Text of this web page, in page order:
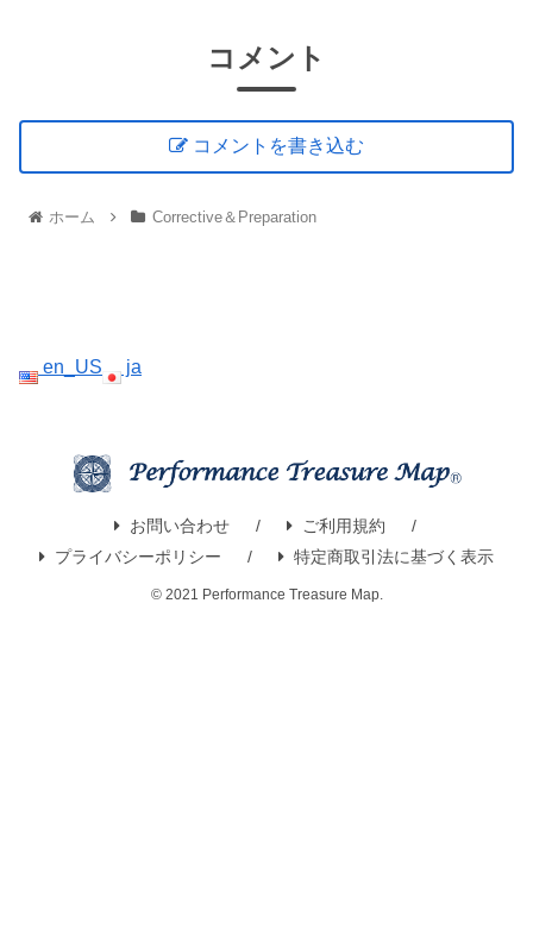
コメント
コメントを書き込む
ホーム Corrective＆Preparation
en_US ja
お問い合わせ
ご利用規約
プライバシーポリシー
特定商取引法に基づく表示
© 2021 Performance Treasure Map.